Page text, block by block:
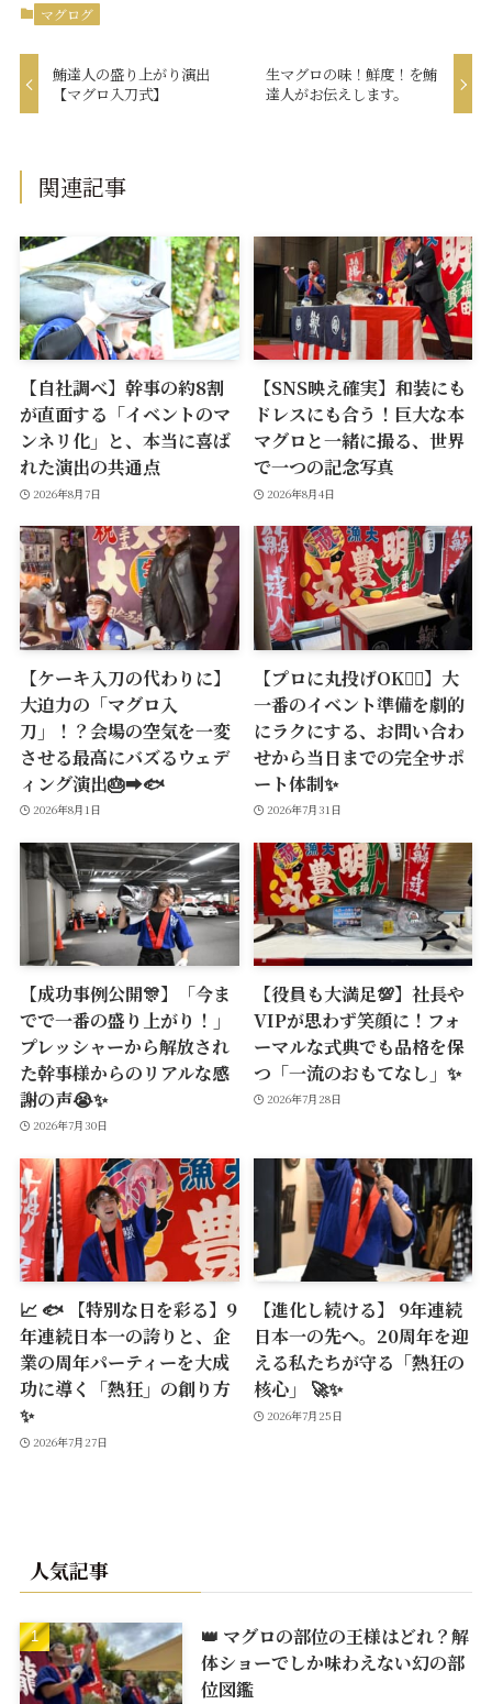
マグログ
鮪達人の盛り上がり演出
【マグロ入刀式】
生マグロの味！鮮度！を鮪
達人がお伝えします。
関連記事
【自社調べ】幹事の約8割
が直面する「イベントのマ
ンネリ化」と、本当に喜ば
れた演出の共通点
2026年8月7日
【SNS映え確実】和装にも
ドレスにも合う！巨大な本
マグロと一緒に撮る、世界
で一つの記念写真
2026年8月4日
【ケーキ入刀の代わりに】
大迫力の「マグロ入
刀」！？会場の空気を一変
させる最高にバズるウェデ
ィング演出🎂➡️🐟
2026年8月1日
【プロに丸投げOK🙆‍♂️】大
一番のイベント準備を劇的
にラクにする、お問い合わ
せから当日までの完全サポ
ート体制✨
2026年7月31日
【成功事例公開🎊】「今ま
でで一番の盛り上がり！」
プレッシャーから解放され
た幹事様からのリアルな感
謝の声😭✨
2026年7月30日
【役員も大満足💯】社長や
VIPが思わず笑顔に！フォ
ーマルな式典でも品格を保
つ「一流のおもてなし」✨
2026年7月28日
📈 🐟 【特別な日を彩る】9
年連続日本一の誇りと、企
業の周年パーティーを大成
功に導く「熱狂」の創り方
✨
2026年7月27日
【進化し続ける】 9年連続
日本一の先へ。20周年を迎
える私たちが守る「熱狂の
核心」 🚀✨
2026年7月25日
人気記事
👑 マグロの部位の王様はどれ？解
体ショーでしか味わえない幻の部
位図鑑